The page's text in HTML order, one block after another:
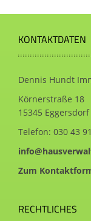
KONTAKTDATEN
Dennis Hundt
Körnerstraße 18
15345 Eggersdorf
Telefon: 030 43
Zum
RECHTLICHES